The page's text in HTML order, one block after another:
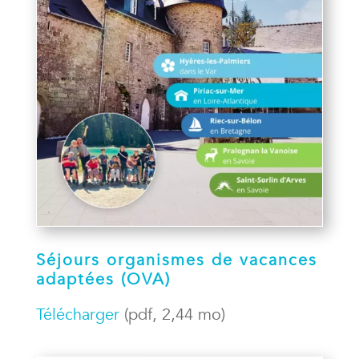
Séjours organismes de vacances
adaptées (OVA)
Télécharger(pdf, 2,44 mo)